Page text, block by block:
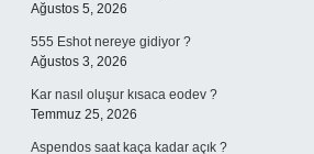
Ağustos 5, 2026
555 Eshot nereye gidiyor ?
Ağustos 3, 2026
Kar nasıl oluşur kısaca eodev ?
Temmuz 25, 2026
Aspendos saat kaça kadar açık ?